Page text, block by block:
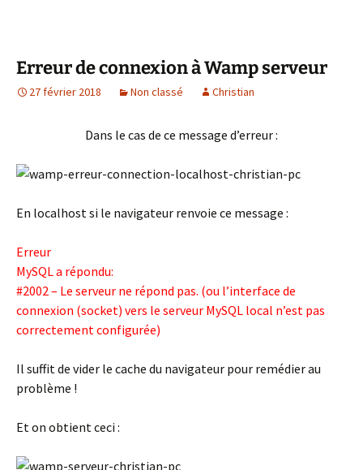
Erreur de connexion à Wamp serveur
27 février 2018 Non classé Christian
Dans le cas de ce message d’erreur :
En localhost si le navigateur renvoie ce message :
Erreur
MySQL a répondu:
#2002 – Le serveur ne répond pas. (ou l’interface de
connexion (socket) vers le serveur MySQL local n’est pas
correctement configurée)
Il suffit de vider le cache du navigateur pour remédier au
problème !
Et on obtient ceci :